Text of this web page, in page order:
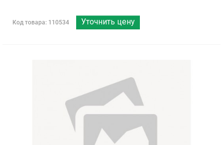
Код товара: 110534 Уточнить цену